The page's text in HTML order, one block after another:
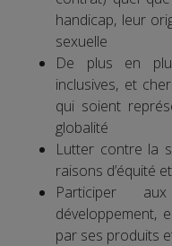
handicap, leur
sexuelle
De plus en
inclusives, et
qui soient
globalité
Lutter contre la
raisons d’équité
Participer
développement,
par ses produits